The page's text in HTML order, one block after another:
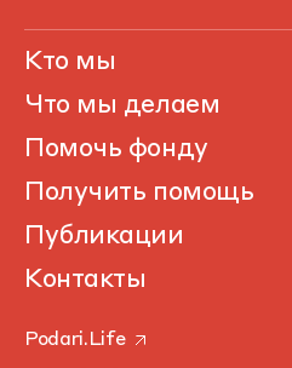
Кто мы
Что мы делаем
Помочь фонду
Получить помощь
Публикации
Контакты
Podari.Life